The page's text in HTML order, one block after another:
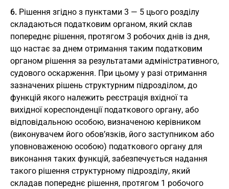
6. Рішення згідно з пунктами 3 — 5 цього розділу
складаються податковим органом, який склав
попереднє рішення, протягом 3 робочих днів із дня,
що настає за днем отримання таким податковим
органом рішення за результатами адміністративного,
судового оскарження. При цьому у разі отримання
зазначених рішень структурним підрозділом, до
функцій якого належить реєстрація вхідної та
вихідної кореспонденції податкового органу, або
відповідальною особою, визначеною керівником
(виконувачем його обов’язків, його заступником або
уповноваженою особою) податкового органу для
виконання таких функцій, забезпечується надання
такого рішення структурному підрозділу, який
складав попереднє рішення, протягом 1 робочого